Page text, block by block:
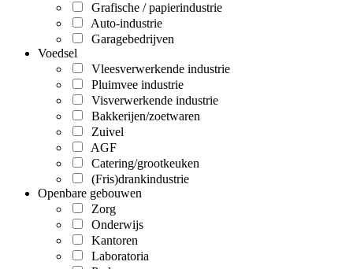
Grafische / papierindustrie
Auto-industrie
Garagebedrijven
Voedsel
Vleesverwerkende industrie
Pluimvee industrie
Visverwerkende industrie
Bakkerijen/zoetwaren
Zuivel
AGF
Catering/grootkeuken
(Fris)drankindustrie
Openbare gebouwen
Zorg
Onderwijs
Kantoren
Laboratoria